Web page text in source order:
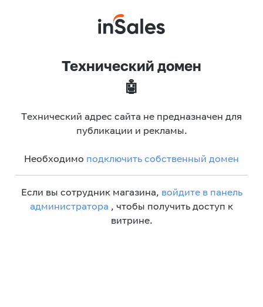
Технический домен
🤖
Технический адрес сайта не предназначен для
публикации и рекламы.
Необходимо подключить собственный домен
Если вы сотрудник магазина, войдите в панель
администратора , чтобы получить доступ к
витрине.